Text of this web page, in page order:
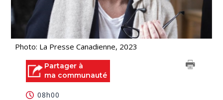
Photo: La Presse Canadienne, 2023
Partager à
ma communauté
08h00